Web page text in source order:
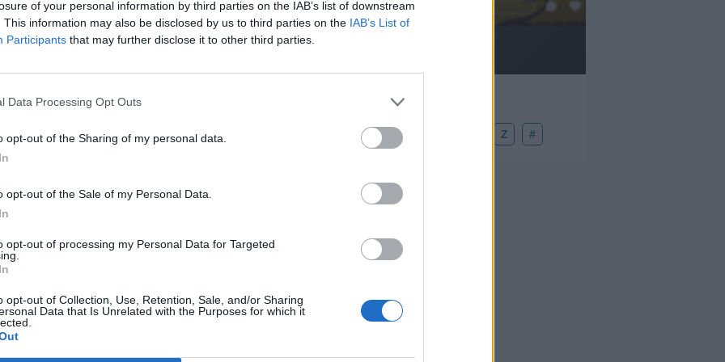
of your personal information by third parties on the IAB’s list of downstream
This information may also be disclosed by us to third parties on the IAB’s List of
Participants that may further disclose it to other third parties.
Data Processing Opt Outs
opt-out of the Sharing of my personal data.
opt-out of the Sale of my Personal Data.
opt-out of processing my Personal Data for Targeted
opt-out of Collection, Use, Retention, Sale, and/or Sharing
Data that Is Unrelated with the Purposes for which it
psicodelia, space rock y atmósferas cósmicas para
tus noches de astronomía. 🪐🎸 Desconecta, mira
al firmamento y siente la gravedad cero. 💾 ¡Guarda
esta colección para tu próxima noche estrellada!
I J K L M N O P U Z #